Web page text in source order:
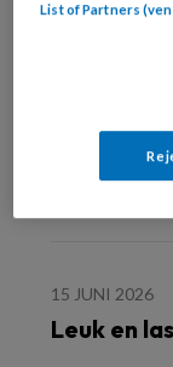
6 JULI 2026
Kabinet
15 JUNI 2026
Leuk en
List of Partners